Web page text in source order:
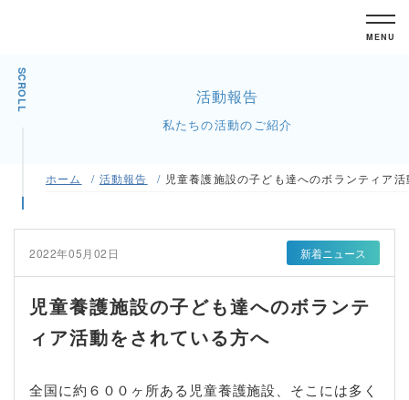
MENU
SCROLL 活動報告
私たちの活動のご紹介
ホーム 活動報告 児童養護施設の子ども達へのボランティア
2022年05月02日 新着ニュース
児童養護施設の子ども達へのボランテ
ィア活動をされている方へ
全国に約６００ヶ所ある児童養護施設、そこには多く